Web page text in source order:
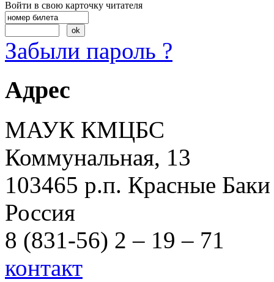
Войти в свою карточку читателя
Забыли пароль ?
Адрес
МАУК КМЦБС
Коммунальная, 13
103465 р.п. Красные Баки
Россия
8 (831-56) 2 – 19 – 71
контакт